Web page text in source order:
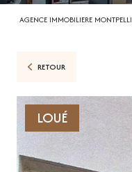
AGENCE IMMOBILIERE
RETOUR
LOUÉ